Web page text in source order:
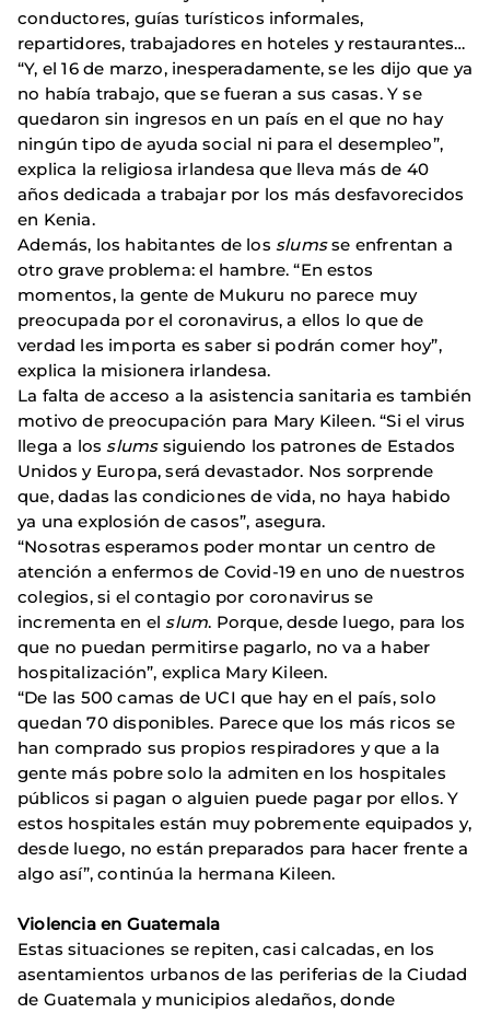
conductores, guías turísticos informales,
repartidores, trabajadores en hoteles y restaurantes…
“Y, el 16 de marzo, inesperadamente, se les dijo que ya
no había trabajo, que se fueran a sus casas. Y se
quedaron sin ingresos en un país en el que no hay
ningún tipo de ayuda social ni para el desempleo”,
explica la religiosa irlandesa que lleva más de 40
años dedicada a trabajar por los más desfavorecidos
en Kenia.
Además, los habitantes de los slumsse enfrentan a
otro grave problema: el hambre. “En estos
momentos, la gente de Mukuru no parece muy
preocupada por el coronavirus, a ellos lo que de
verdad les importa es saber si podrán comer hoy”,
explica la misionera irlandesa.
La falta de acceso a la asistencia sanitaria es también
motivo de preocupación para Mary Kileen. “Si el virus
llega a losslumssiguiendo los patrones de Estados
Unidos y Europa, será devastador. Nos sorprende
que, dadas las condiciones de vida, no haya habido
ya una explosión de casos”, asegura.
“Nosotras esperamos poder montar un centro de
atención a enfermos de Covid-19 en uno de nuestros
colegios, si el contagio por coronavirus se
incrementa en elslum. Porque, desde luego, para los
que no puedan permitirse pagarlo, no va a haber
hospitalización”, explica Mary Kileen.
“De las 500 camas de UCI que hay en el país, solo
quedan 70 disponibles. Parece que los más ricos se
han comprado sus propios respiradores y que a la
gente más pobre solo la admiten en los hospitales
públicos si pagan o alguien puede pagar por ellos. Y
estos hospitales están muy pobremente equipados y,
desde luego, no están preparados para hacer frente a
algo así”, continúa la hermana Kileen.
Violencia en Guatemala
Estas situaciones se repiten, casi calcadas, en los
asentamientos urbanos de las periferias de la Ciudad
de Guatemala y municipios aledaños, donde